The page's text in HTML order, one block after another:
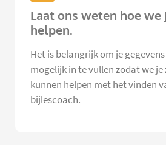
Laat ons weten hoe we
helpen.
Het is belangrijk om je
mogelijk in te vullen zodat we
kunnen helpen met het vinden
bijlescoach.